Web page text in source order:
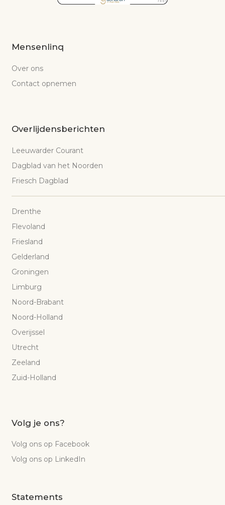
Mensenlinq
Over ons
Contact opnemen
Overlijdensberichten
Leeuwarder Courant
Dagblad van het Noorden
Friesch Dagblad
Drenthe
Flevoland
Friesland
Gelderland
Groningen
Limburg
Noord-Brabant
Noord-Holland
Overijssel
Utrecht
Zeeland
Zuid-Holland
Volg je ons?
Volg ons op Facebook
Volg ons op LinkedIn
Statements